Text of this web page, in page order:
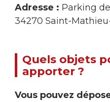
Adresse : Parking
34270 Saint-
Quels objets
apporter ?
Vous pouvez